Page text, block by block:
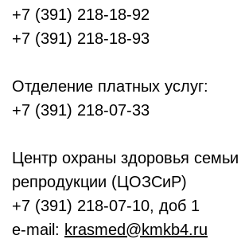
+7 (391) 218-18-92
+7 (391) 218-18-93
Отделение платных услуг:
+7 (391) 218-07-33
Центр охраны здоровья
репродукции (ЦОЗСиР)
+7 (391) 218-07-10, доб 1
e-mail: krasmed@kmkb4.ru